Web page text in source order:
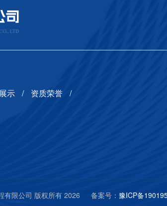
示 资质荣誉
有限公司 版权所有 2026 备案号： 豫ICP备